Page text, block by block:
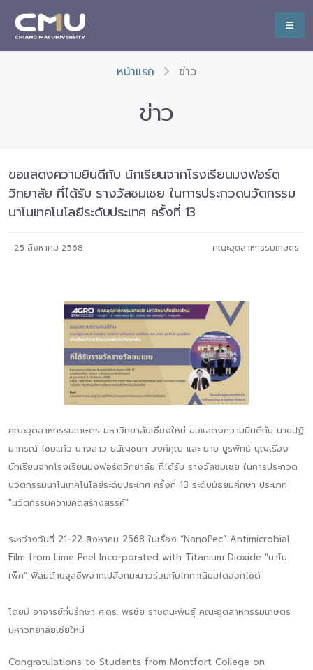
หน้าแรก ข่าว
ข่าว
ขอแสดงความยินดีกับ นักเรียนจากโรงเรียนมงฟอร์ต
วิทยาลัย ที่ได้รับ รางวัลชมเชย ในการประกวดนวัตกรรม
นาโนเทคโนโลยีระดับประเทศ ครั้งที่ 13
25 สิงหาคม 2568 คณะอุตสาหกรรมเกษตร
คณะอุตสาหกรรมเกษตร มหาวิทยาลัยเชียงใหม่ ขอแสดงความยินดีกับ นายปฏิ
มากรณ์ ไชยแก้ว นางสาว ธนัญชนก วงศ์คุณ และ นาย บูรพัทธ์ บุญเรือง
นักเรียนจากโรงเรียนมงฟอร์ตวิทยาลัย ที่ได้รับ รางวัลชมเชย ในการประกวด
นวัตกรรมนาโนเทคโนโลยีระดับประเทศ ครั้งที่ 13 ระดับมัธยมศึกษา ประเภท
"นวัตกรรมความคิดสร้างสรรค์"
ระหว่างวันที่ 21-22 สิงหาคม 2568 ในเรื่อง “NanoPec” Antimicrobial
Film from Lime Peel Incorporated with Titanium Dioxide “นาโน
เพ็ค” ฟิล์มต้านจุลชีพจากเปลือกมะนาวร่วมกับไททาเนียมไดออกไซด์
โดยมี อาจารย์ที่ปรึกษา ศ.ดร. พรชัย ราชตนะพันธุ์ คณะอุตสาหกรรมเกษตร
มหาวิทยาลัยเชียใหม่
Congratulations to Students from Montfort College on